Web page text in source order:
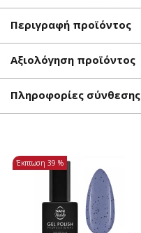
Περιγραφή προϊόντος
Αξιολόγηση προϊόντος
Πληροφορίες σύνθεσης
Έκπτωση 39 %